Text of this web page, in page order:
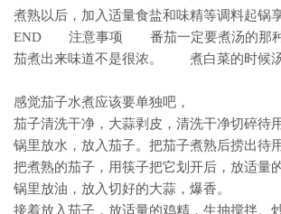
煮熟以后，加入适量食盐和味精等调料起
END 注意事项 番茄一定要煮汤的那种
茄煮出来味道不是很浓。 煮白菜的时候汤
感觉茄子水煮应该要单独吧，
茄子清洗干净，大蒜剥皮，清洗干净切碎待用
锅里放水，放入茄子。把茄子煮熟后捞出待用
把煮熟的茄子，用筷子把它划开后，放适量
锅里放油，放入切好的大蒜，爆香。
接着放入茄子，放适量的鸡精，生抽搅拌。